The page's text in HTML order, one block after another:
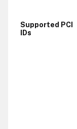
Supported PCI
IDs